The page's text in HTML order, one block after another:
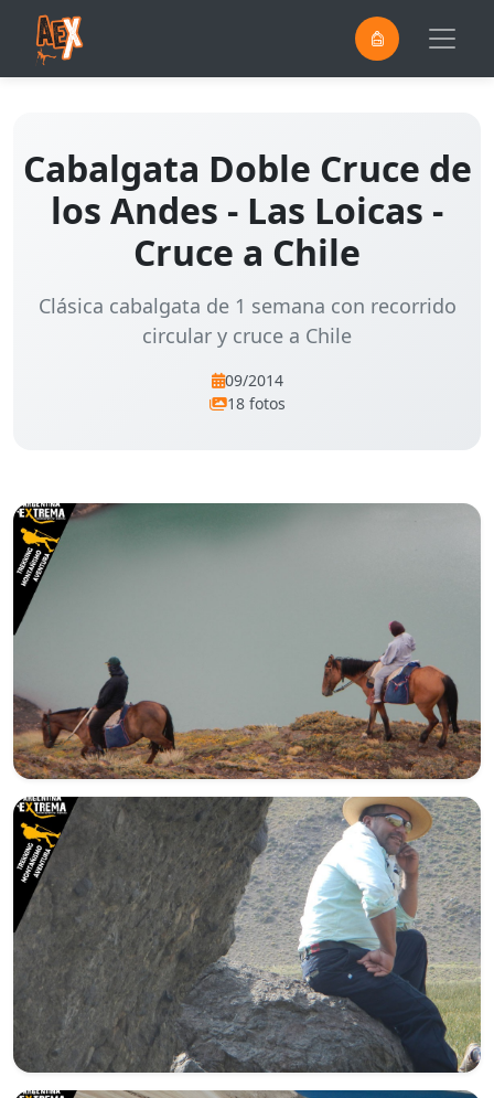
Cabalgata Doble Cruce de
los Andes - Las Loicas -
Cruce a Chile
Clásica cabalgata de 1 semana con recorrido
circular y cruce a Chile
09/2014
18 fotos